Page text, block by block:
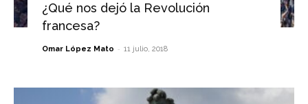
¿Qué nos dejó la Revolución
francesa?
Omar López Mato - 11 julio, 2018